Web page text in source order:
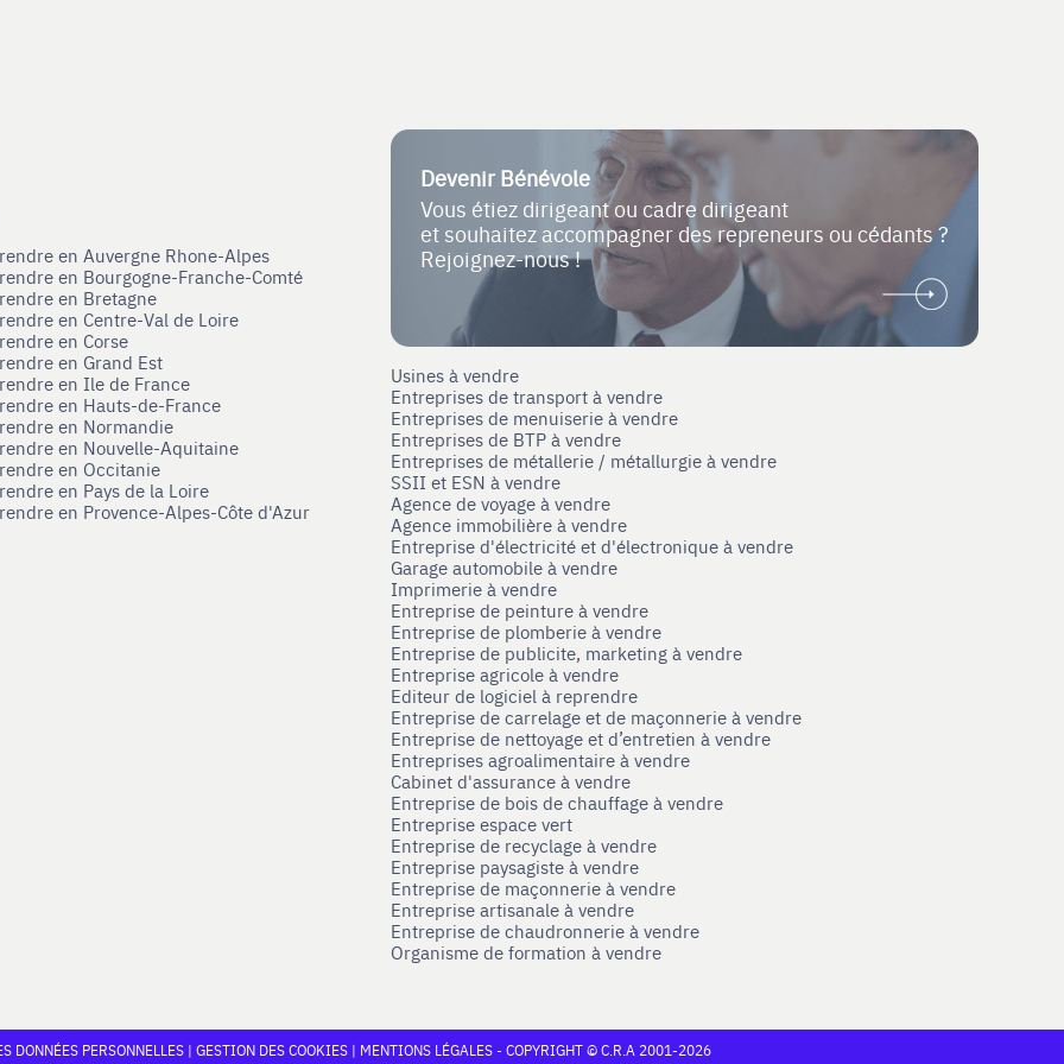
en Auvergne Rhone-Alpes
en Bourgogne-Franche-Comté
en Bretagne
en Centre-Val de Loire
en Corse
en Grand Est
en Ile de France
en Hauts-de-France
en Normandie
en Nouvelle-Aquitaine
en Occitanie
en Pays de la Loire
en Provence-Alpes-Côte d'Azur
Devenir Bénévole
Vous étiez dirigeant ou cadre dirigeant
et souhaitez accompagner des repreneurs ou cédants ?
Rejoignez-nous !
Usines à vendre
Entreprises de transport à vendre
Entreprises de menuiserie à vendre
Entreprises de BTP à vendre
Entreprises de métallerie / métallurgie à vendre
SSII et ESN à vendre
Agence de voyage à vendre
Agence immobilière à vendre
Entreprise d'électricité et d'électronique à vendre
Garage automobile à vendre
Imprimerie à vendre
Entreprise de peinture à vendre
Entreprise de plomberie à vendre
Entreprise de publicite, marketing à vendre
Entreprise agricole à vendre
Editeur de logiciel à reprendre
Entreprise de carrelage et de maçonnerie à vendre
Entreprise de nettoyage et d’entretien à vendre
Entreprises agroalimentaire à vendre
Cabinet d'assurance à vendre
Entreprise de bois de chauffage à vendre
Entreprise espace vert
Entreprise de recyclage à vendre
Entreprise paysagiste à vendre
Entreprise de maçonnerie à vendre
Entreprise artisanale à vendre
Entreprise de chaudronnerie à vendre
Organisme de formation à vendre
DONNÉES PERSONNELLES | GESTION DES COOKIES | MENTIONS LÉGALES - COPYRIGHT © C.R.A 2001-2026